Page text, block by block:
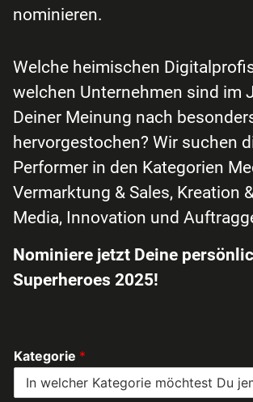
nominieren.
Welche heimischen
welchen Unternehmen sind im
Deiner Meinung nach
hervorgestochen? Wir suchen
Performer in den Kategorien
Vermarktung & Sales, Kreation
Media, Innovation und
Nominiere jetzt Deine
Superheroes 2025!
Kategorie *